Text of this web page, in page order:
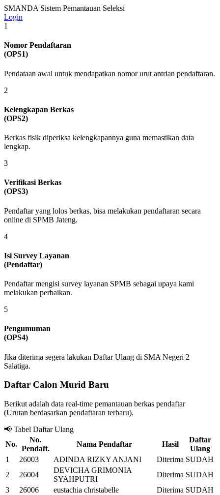
SMANDA Sistem Pemantauan Seleksi
Login
1
Nomor Pendaftaran
(OPS1)
Pendataan awal untuk mendapatkan nomor urut antrian pendaftaran.
2
Kelengkapan Berkas
(OPS2)
Berkas fisik diperiksa kelengkapannya guna memastikan data
lengkap.
3
Verifikasi Berkas
(OPS3)
Pendaftar yang lolos berkas, bisa melakukan pendaftaran secara
online di SPMB Jateng.
4
Isi Survey Layanan
(Pendaftar)
Pendaftar mengisi survey layanan SPMB sebagai upaya kami
melakukan perbaikan.
5
Pengumuman
(OPS4)
Jika diterima segera lakukan Daftar Ulang di SMA Negeri 2
Salatiga.
Daftar Calon Murid Baru
Berikut adalah data real-time pemantauan berkas pendaftar
(Urutan berdasarkan pendaftaran terbaru).
📢 Tabel Daftar Ulang
No.
No.
Pendaft.
Nama Pendaftar Hasil
Daftar
Ulang
1
26003 ADINDA RIZKY ANJANI Diterima SUDAH
2
26004
DEVICHA GRIMONIA
SYAHPUTRI
Diterima SUDAH
3
26006 eustachia christabelle Diterima SUDAH